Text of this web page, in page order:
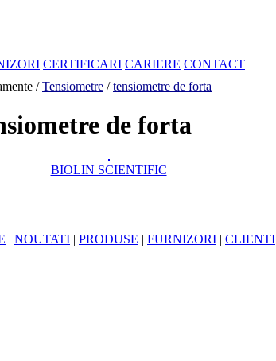
CERTIFICARI CARIERE CONTACT
/Tensiometre /tensiometre de forta
de forta
BIOLIN SCIENTIFIC
| NOUTATI | PRODUSE | FURNIZORI | CLIENTI